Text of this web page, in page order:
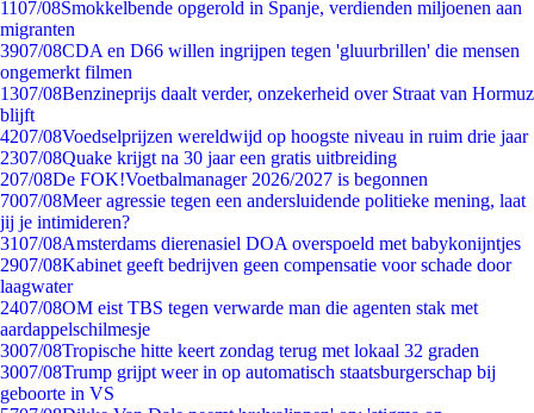
1107/08Smokkelbende opgerold in Spanje, verdienden miljoenen aan
migranten
3907/08CDA en D66 willen ingrijpen tegen 'gluurbrillen' die mensen
ongemerkt filmen
1307/08Benzineprijs daalt verder, onzekerheid over Straat van Hormuz
blijft
4207/08Voedselprijzen wereldwijd op hoogste niveau in ruim drie jaar
2307/08Quake krijgt na 30 jaar een gratis uitbreiding
207/08De FOK!Voetbalmanager 2026/2027 is begonnen
7007/08Meer agressie tegen een andersluidende politieke mening, laat
jij je intimideren?
3107/08Amsterdams dierenasiel DOA overspoeld met babykonijntjes
2907/08Kabinet geeft bedrijven geen compensatie voor schade door
laagwater
2407/08OM eist TBS tegen verwarde man die agenten stak met
aardappelschilmesje
3007/08Tropische hitte keert zondag terug met lokaal 32 graden
3007/08Trump grijpt weer in op automatisch staatsburgerschap bij
geboorte in VS